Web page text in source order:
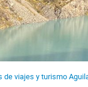
de viajes y turismo